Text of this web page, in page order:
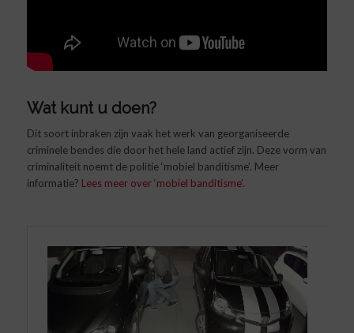
Wat kunt u doen?
Dit soort inbraken zijn vaak het werk van georganiseerde
criminele bendes die door het hele land actief zijn. Deze vorm van
criminaliteit noemt de politie ‘mobiel banditisme’. Meer
informatie? Lees meer over ‘mobiel banditisme’.